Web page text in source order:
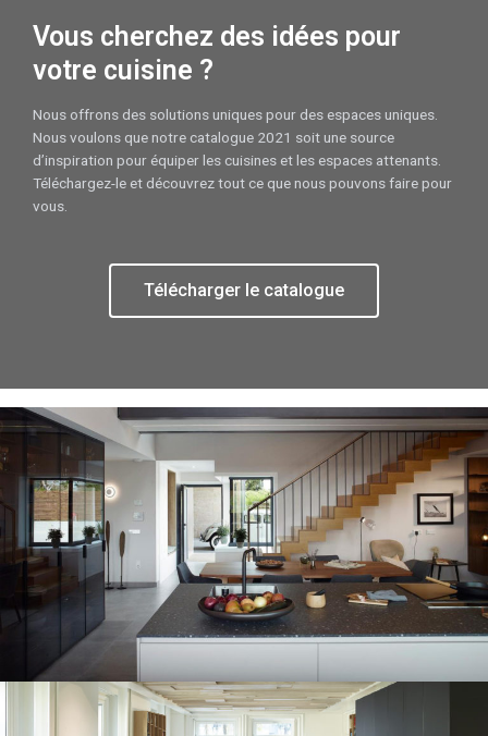
Vous cherchez des idées pour
votre cuisine ?
Nous offrons des solutions uniques pour des espaces uniques.
Nous voulons que notre catalogue 2021 soit une source
d’inspiration pour équiper les cuisines et les espaces attenants.
Téléchargez-le et découvrez tout ce que nous pouvons faire pour
vous.
Télécharger le catalogue